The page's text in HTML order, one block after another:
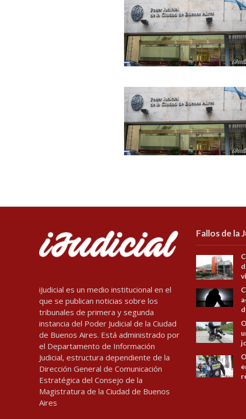
iJudicial es un medio institucional en el
que se publican noticias sobre los
tribunales de primera y segunda
instancia del Poder Judicial de la Ciudad
de Buenos Aires. Está administrado por
el Departamento de Información
Judicial, estructura dependiente de la
Dirección General de Comunicación
Estratégica del Consejo de la
Magistratura de la Ciudad de Buenos
Aires
Fallos de la